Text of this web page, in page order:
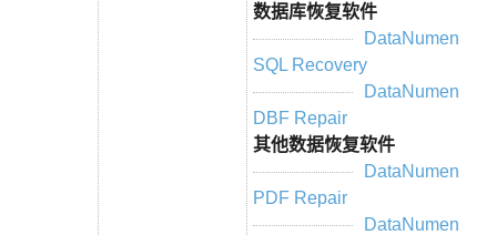
数据库恢复软件
DataNumen
SQL Recovery
DataNumen
DBF Repair
其他数据恢复软件
DataNumen
PDF Repair
DataNumen